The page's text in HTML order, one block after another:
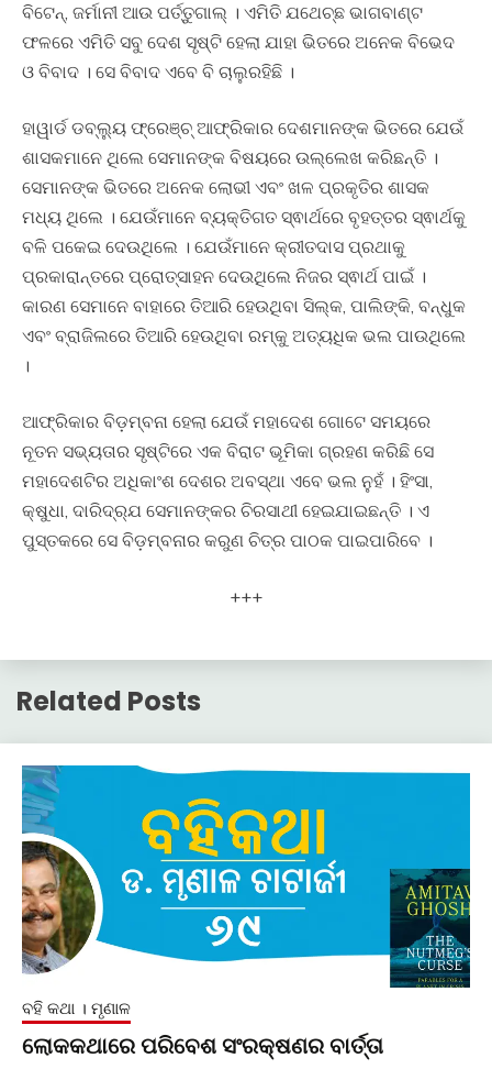
ବିଟେନ୍‍, ଜର୍ମାନୀ ଆଉ ପର୍ତ୍ତୁଗାଲ୍‍ । ଏମିତି ଯଥେଚ୍ଛ ଭାଗବାଣ୍ଟ
ଫଳରେ ଏମିତି ସବୁ ଦେଶ ସୃଷ୍ଟି ହେଲା ଯାହା ଭିତରେ ଅନେକ ବିଭେଦ
ଓ ବିବାଦ । ସେ ବିବାଦ ଏବେ ବି ଚାଲୁରହିଛି ।
ହାୱାର୍ଡ ଡବ୍ଲ୍ୟୁ ଫ୍ରେଞ୍ଚ୍‍ ଆଫ୍ରିକାର ଦେଶମାନଙ୍କ ଭିତରେ ଯେଉଁ
ଶାସକମାନେ ଥିଲେ ସେମାନଙ୍କ ବିଷୟରେ ଉଲ୍ଲେଖ କରିଛନ୍ତି ।
ସେମାନଙ୍କ ଭିତରେ ଅନେକ ଲୋଭୀ ଏବଂ ଖଳ ପ୍ରକୃତିର ଶାସକ
ମଧ୍ୟ ଥିଲେ । ଯେଉଁମାନେ ବ୍ୟକ୍ତିଗତ ସ୍ଵାର୍ଥରେ ବୃହତ୍ତର ସ୍ଵାର୍ଥକୁ
ବଳି ପକେଇ ଦେଉଥିଲେ । ଯେଉଁମାନେ କ୍ରୀତଦାସ ପ୍ରଥାକୁ
ପ୍ରକାରାନ୍ତରେ ପ୍ରୋତ୍ସାହନ ଦେଉଥିଲେ ନିଜର ସ୍ଵାର୍ଥ ପାଇଁ ।
କାରଣ ସେମାନେ ବାହାରେ ତିଆରି ହେଉଥିବା ସିଲ୍କ, ପାଲିଙ୍କି, ବନ୍ଧୁକ
ଏବଂ ବ୍ରାଜିଲରେ ତିଆରି ହେଉଥିବା ରମ୍‍କୁ ଅତ୍ୟଧିକ ଭଲ ପାଉଥିଲେ
।
ଆଫ୍ରିକାର ବିଡ଼ମ୍ବନା ହେଲା ଯେଉଁ ମହାଦେଶ ଗୋଟେ ସମୟରେ
ନୂତନ ସଭ୍ୟତାର ସୃଷ୍ଟିରେ ଏକ ବିରାଟ ଭୂମିକା ଗ୍ରହଣ କରିଛି ସେ
ମହାଦେଶଟିର ଅଧିକାଂଶ ଦେଶର ଅବସ୍ଥା ଏବେ ଭଲ ନୁହଁ । ହିଂସା,
କ୍ଷୁଧା, ଦାରିଦ୍ର୍ଯ ସେମାନଙ୍କର ଚିରସାଥୀ ହେଇଯାଇଛନ୍ତି । ଏ
ପୁସ୍ତକରେ ସେ ବିଡ଼ମ୍ବନାର କରୁଣ ଚିତ୍ର ପାଠକ ପାଇପାରିବେ ।
+++
Related Posts
ବହି କଥା । ମୃଣାଳ
ଲୋକକଥାରେ ପରିବେଶ ସଂରକ୍ଷଣର ବାର୍ତ୍ତା